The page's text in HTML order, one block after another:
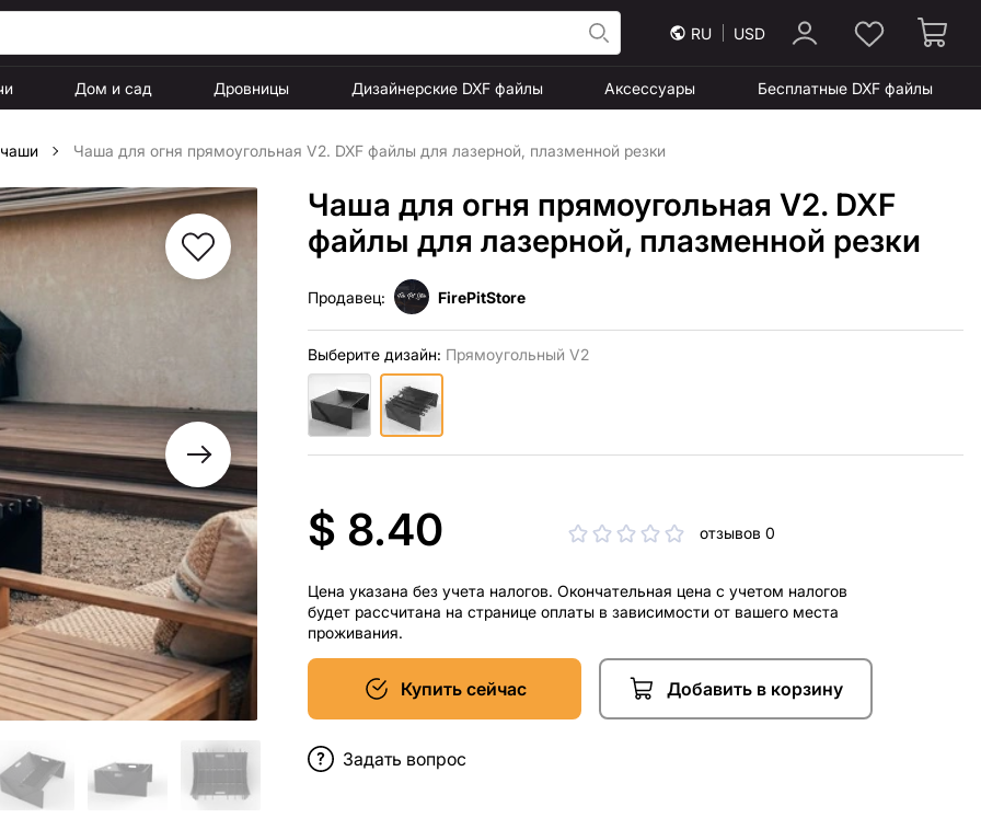
RU USD
Дом и сад Дровницы Дизайнерские DXF файлы Аксессуары Бесплатные DXF файлы
Чаша для огня прямоугольная V2. DXF файлы для лазерной, плазменной резки
Чаша для огня прямоугольная V2. DXF
файлы для лазерной, плазменной резки
Продавец: FirePitStore
Выберите дизайн: Прямоугольный V2
$ 8.40 отзывов 0
Цена указана без учета налогов. Окончательная цена с учетом налогов
будет рассчитана на странице оплаты в зависимости от вашего места
проживания.
Купить сейчас Добавить в корзину
Задать вопрос